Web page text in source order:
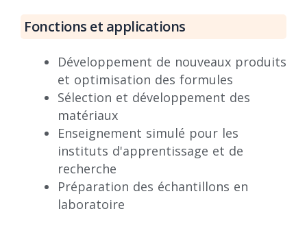
Fonctions et applications
Développement de nouveaux produits
et optimisation des formules
Sélection et développement des
matériaux
Enseignement simulé pour les
instituts d'apprentissage et de
recherche
Préparation des échantillons en
laboratoire